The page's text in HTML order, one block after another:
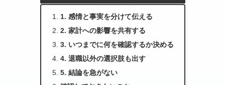
1. 感情と事実を分けて伝える
2. 家計への影響を共有する
3. いつまでに何を確認するか決める
4. 退職以外の選択肢も出す
5. 結論を急がない